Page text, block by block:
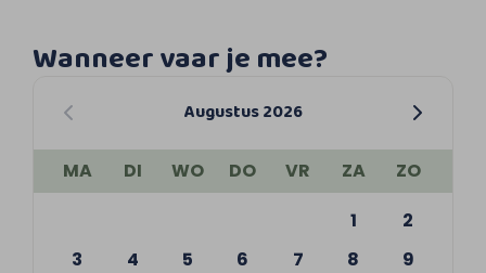
Wanneer vaar je mee?
Augustus 2026
MA DI WO DO VR ZA
ZO
1
2
3
4 5 6 7 8
9